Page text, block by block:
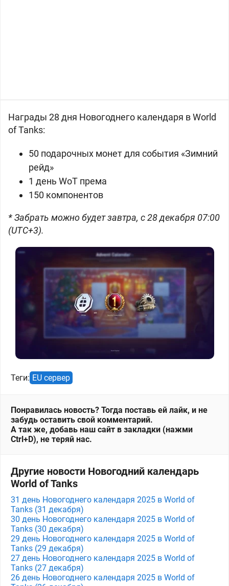
Награды 28 дня Новогоднего календаря в World
of Tanks:
50 подарочных монет для события «Зимний
рейд»
1 день WoT према
150 компонентов
* Забрать можно будет завтра, с 28 декабря 07:00
(UTC+3).
Теги: EU сервер
Понравилась новость? Тогда поставь ей лайк, и не
забудь оставить свой комментарий.
А так же, добавь наш сайт в закладки (нажми
Ctrl+D), не теряй нас.
Другие новости Новогодний календарь
World of Tanks
31 день Новогоднего календаря 2025 в World of
Tanks (31 декабря)
30 день Новогоднего календаря 2025 в World of
Tanks (30 декабря)
29 день Новогоднего календаря 2025 в World of
Tanks (29 декабря)
27 день Новогоднего календаря 2025 в World of
Tanks (27 декабря)
26 день Новогоднего календаря 2025 в World of